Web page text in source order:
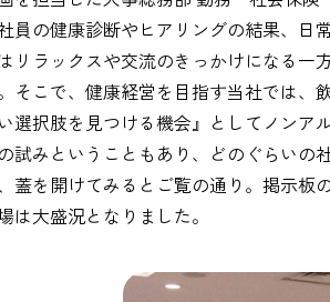
員の健康診断やヒアリングの結果、日
リラックスや交流のきっかけになる一
そこで、健康経営を目指す当社では、
選択肢を見つける機会』としてノンア
試みということもあり、どのぐらい
蓋を開けてみるとご覧の通り。掲示板
は大盛況となりました。